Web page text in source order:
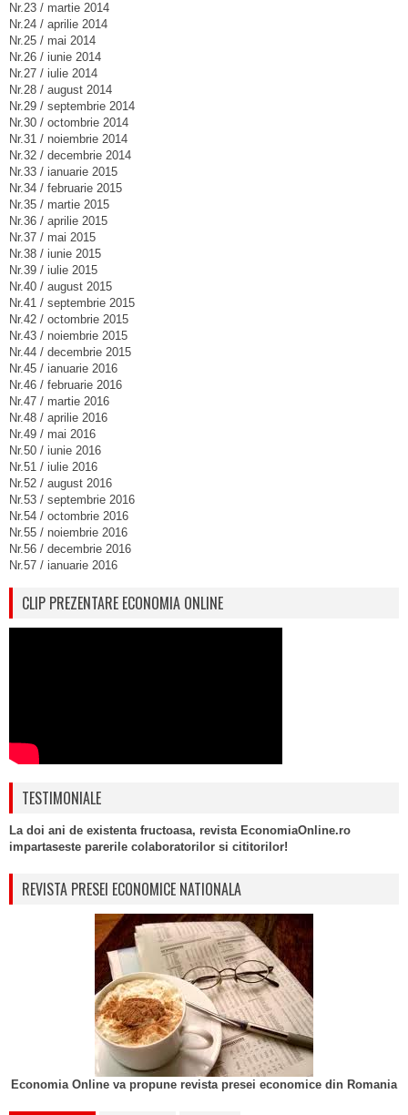
Nr.23 / martie 2014
Nr.24 / aprilie 2014
Nr.25 / mai 2014
Nr.26 / iunie 2014
Nr.27 / iulie 2014
Nr.28 / august 2014
Nr.29 / septembrie 2014
Nr.30 / octombrie 2014
Nr.31 / noiembrie 2014
Nr.32 / decembrie 2014
Nr.33 / ianuarie 2015
Nr.34 / februarie 2015
Nr.35 / martie 2015
Nr.36 / aprilie 2015
Nr.37 / mai 2015
Nr.38 / iunie 2015
Nr.39 / iulie 2015
Nr.40 / august 2015
Nr.41 / septembrie 2015
Nr.42 / octombrie 2015
Nr.43 / noiembrie 2015
Nr.44 / decembrie 2015
Nr.45 / ianuarie 2016
Nr.46 / februarie 2016
Nr.47 / martie 2016
Nr.48 / aprilie 2016
Nr.49 / mai 2016
Nr.50 / iunie 2016
Nr.51 / iulie 2016
Nr.52 / august 2016
Nr.53 / septembrie 2016
Nr.54 / octombrie 2016
Nr.55 / noiembrie 2016
Nr.56 / decembrie 2016
Nr.57 / ianuarie 2016
CLIP PREZENTARE ECONOMIA ONLINE
TESTIMONIALE
La doi ani de existenta fructoasa, revista EconomiaOnline.ro
impartaseste parerile colaboratorilor si cititorilor!
REVISTA PRESEI ECONOMICE NATIONALA
Economia Online va propune revista presei economice din Romania